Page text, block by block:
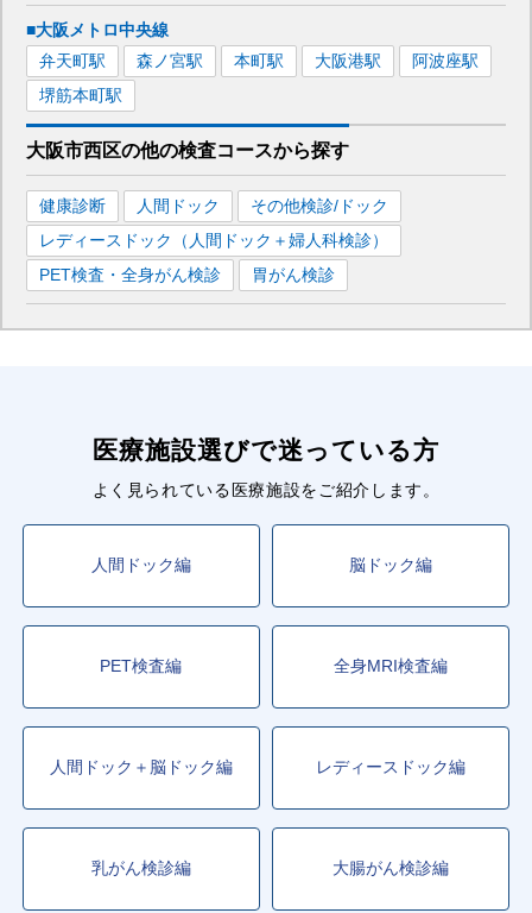
■大阪メトロ中央線
弁天町駅 森ノ宮駅 本町駅 大阪港駅 阿波座駅
堺筋本町駅
大阪市西区の他の検査コースから探す
健康診断 人間ドック
その他検診/ドック
レディースドック（人間ドック＋婦人科検診）
PET検査・全身がん検診
胃がん検診
医療施設選びで迷っている方
よく見られている医療施設をご紹介します。
人間ドック編 脳ドック編
PET検査編 全身MRI検査編
人間ドック＋脳ドック編 レディースドック編
乳がん検診編 大腸がん検診編